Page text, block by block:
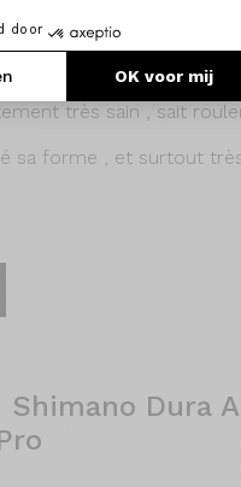
door
OK voor mij
Shimano
très sain , sait
sa forme , et surtout
Shimano Dura